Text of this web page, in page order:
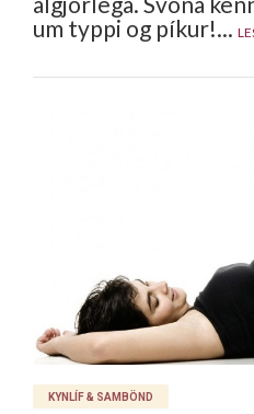
um typpi og píkur!...
KYNLÍF & SAMBÖND